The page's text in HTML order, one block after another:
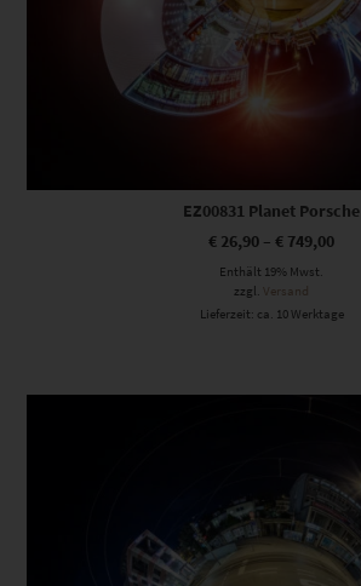
EZ00831 Planet Porsche
€ 26,90 – € 749,00
Enthält 19% Mwst.
zzgl. Versand
Lieferzeit: ca. 10 Werktage
Dieses Produkt weist mehrere Varianten auf. Die Optionen können auf der Produktseite gewählt werden